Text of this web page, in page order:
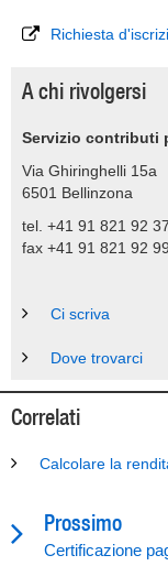
Richiesta
A chi rivolgersi
Servizio contributi
Via Ghiringhelli 15a
6501 Bellinzona
tel. +41 91 821 92 37
fax +41 91 821 92 99
Ci scriva
Dove trovarci
Correlati
Calcolare la
Prossimo
Certificazione